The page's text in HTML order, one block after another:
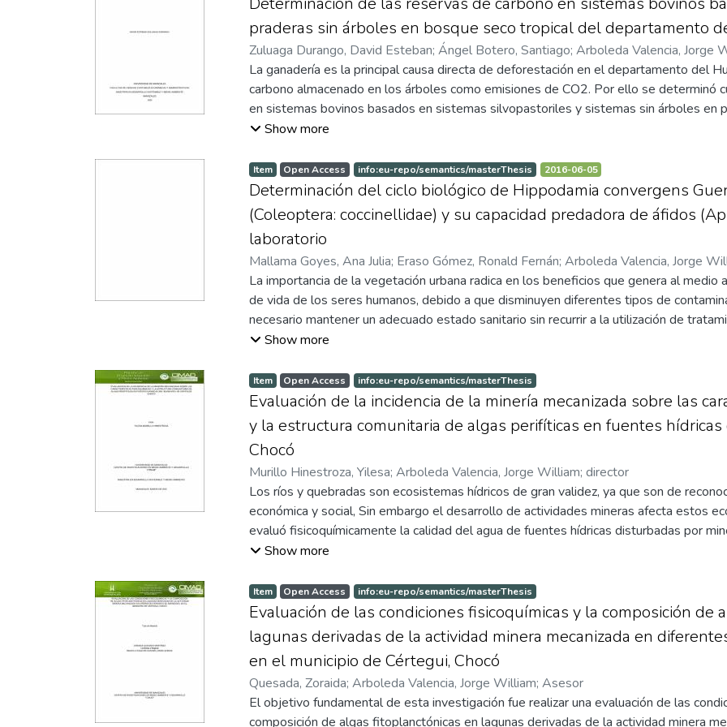
afectado en sus dinámicas cotidianas y a la vez, en la salud pública de la comunidad.
una temática ambiental que desde la visón territorial, se encuentra afectando a toda
expresado por los moradores que, son aquellos quienes día a día se encuentran con
más de 20 años limita sentidamente el derecho de gozar de un ambiente sano.
praderas sin árboles en bosque seco tropical del departamento
Zuluaga Durango, David Esteban; Ángel Botero, Santiago; Arboleda Valencia, Jorge
La ganadería es la principal causa directa de deforestación en el departamento del
carbono almacenado en los árboles como emisiones de CO2. Por ello se determinó
en sistemas bovinos basados en sistemas silvopastoriles y sistemas sin árboles en
seco tropical del Huila, para el análisis de escenarios de resiliencia al cambio
estableciéndose parcelas temporales rectangulares de 1.800 m2, con subparcelas
suelo en cada tratamiento en 4 profundidades con 3 repeticiones y se realizó la
empleando ecuaciones alométricas. Los resultados indican que el carbono
en los sistemas silvopastoriles evaluados fue de 162,04 t C/ha, encontrándose
que en promedio tienen 119,91 t C/ha. La adopción de estos sistemas
mejorar la capacidad de capturar las emisiones de gases efecto invernadero
actualmente se predice.
Show more
Item Open Access info:eu-repo/semantics/masterThesis 2016-06-05
Determinación del ciclo biológico de Hippodamia convergens
(Coleoptera: coccinellidae) y su capacidad predadora de áfidos
laboratorio
Mallama Goyes, Ana Julia; Eraso Gómez, Ronald Fernán; Arboleda Valencia, Jorge
Director y Codirector respectivamente: acompañamiento, recomendaciones y
proyecto investigativo
La importancia de la vegetación urbana radica en los beneficios que genera al medio
de vida de los seres humanos, debido a que disminuyen diferentes tipos de
necesario mantener un adecuado estado sanitario sin recurrir a la utilización de
químico para el control de plagas. Como alternativa al uso de estos productos
determinó bajo condiciones de laboratorio el ciclo biológico del depredador
presa áfidos de la especie Aphis gossypii Glover y Macrosiphum sp. que infestan
(Cotoneaster granatensis Boiss) y plantas de geranio (Pelargonium x hortorum L. H
parte del arbolado y los jardines urbanos de la ciudad de San Juan de Pasto –
depredador fue determinado a partir de las crías de 7 parejas obtenidas en
azar 80 larvas, 40 de ellas se alimentaron con una especie de áfidos y las 40
mantenimiento de los áfidos que sirvieron de alimento se realizó la cría artificial sobre
(Solanum Phureja). La información recolectada se analizó en el paquete estadístico
programa Microsoft Excel de Windows®, empleando estadística descriptiva. Las
se estimaron con un intervalo de confianza del 95%. El ciclo de vida completo se
completar el ciclo.
Show more
Item Open Access info:eu-repo/semantics/masterThesis
Evaluación de la incidencia de la minería mecanizada sobre las
y la estructura comunitaria de algas perifíticas en fuentes
Chocó
Murillo Hinestroza, Yilesa; Arboleda Valencia, Jorge William; director
Los ríos y quebradas son ecosistemas hídricos de gran validez, ya que son de
económica y social, Sin embargo el desarrollo de actividades mineras afecta estos
evaluó fisicoquímicamente la calidad del agua de fuentes hídricas disturbadas por
Cértegui, Chocó teniendo en cuenta el período de operación descanso minero a
minero se producen grandes afectaciones en las estaciones después del vertimiento,
de la actividad no muestran un restablecimiento significativo del ecosistema.
Show more
Item Open Access info:eu-repo/semantics/masterThesis
Evaluación de las condiciones fisicoquímicas y la composición de
lagunas derivadas de la actividad minera mecanizada en
en el municipio de Cértegui, Chocó
Quesada, Zoraida; Arboleda Valencia, Jorge William; Asesor
El objetivo fundamental de esta investigación fue realizar una evaluación de las
composición de algas fitoplanctónicas en lagunas derivadas de la actividad minera